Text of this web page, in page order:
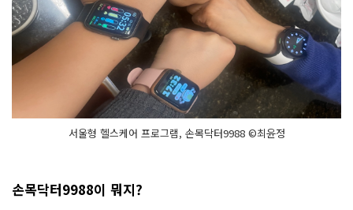
서울형 헬스케어 프로그램, 손목닥터9988 ©최윤정
손목닥터9988이 뭐지?